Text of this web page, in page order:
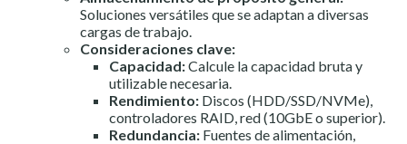
Soluciones versátiles que se adaptan a diversas
cargas de trabajo.
Consideraciones clave:
Capacidad:Calcule la capacidad bruta y
utilizable necesaria.
Rendimiento: Discos (HDD/SSD/NVMe),
controladores RAID, red (10GbE o superior).
Redundancia: Fuentes de alimentación,